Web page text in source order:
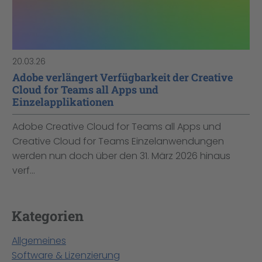
20.03.26
Adobe verlängert Verfügbarkeit der Creative
Cloud for Teams all Apps und
Einzelapplikationen
Adobe Creative Cloud for Teams all Apps und
Creative Cloud for Teams Einzelanwendungen
werden nun doch über den 31. März 2026 hinaus
verf...
Kategorien
Allgemeines
Software & Lizenzierung